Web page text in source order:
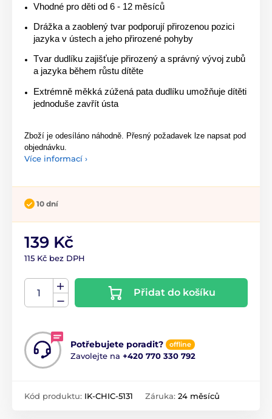
Vhodné pro děti od 6 - 12 měsíců
Drážka a zaoblený tvar podporují přirozenou pozici
jazyka v ústech a jeho přirozené pohyby
Tvar dudlíku zajišťuje přirozený a správný vývoj zubů
a jazyka během růstu dítěte
Extrémně měkká zúžená pata dudlíku umožňuje dítěti
jednoduše zavřít ústa
Zboží je odesíláno náhodně. Přesný požadavek lze napsat pod
objednávku.
Více informací ›
10 dní
139 Kč
115 Kč bez DPH
Přidat do košíku
Potřebujete poradit? offline
Zavolejte na +420 770 330 792
Kód produktu: IK-CHIC-5131 Záruka: 24 měsíců